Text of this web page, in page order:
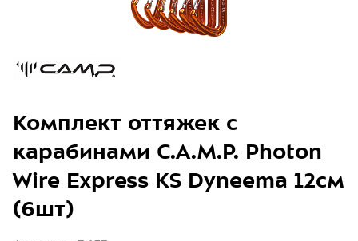
Комплект оттяжек с
карабинами C.A.M.P. Photon
Wire Express KS Dyneema 12см
(6шт)